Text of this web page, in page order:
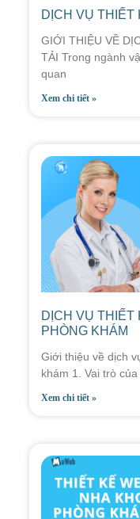
DỊCH VỤ THIẾT
GIỚI THIỆU VỀ
TẢI Trong ngành
quan
Xem chi tiết »
DỊCH VỤ THIẾT
PHÒNG KHÁM
Giới thiệu về dịch
khám 1. Vai trò
Xem chi tiết »